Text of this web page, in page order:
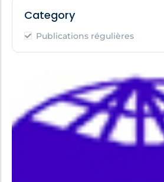
Category
Publications régulières